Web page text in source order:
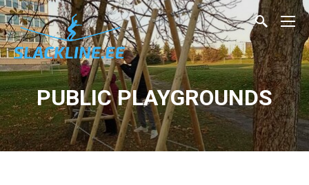
PUBLIC PLAYGROUNDS